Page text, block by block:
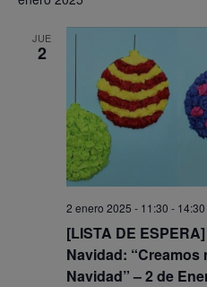
JUE
2
[LISTA DE
Navidad:
Navidad” – 2 de
2 enero 2025 - 11:30 - 14:30